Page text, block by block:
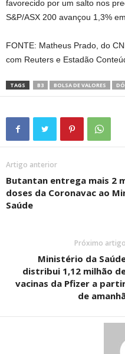
favorecido por um salto nos
S&P/ASX 200 avançou 1,3%
FONTE: Matheus Prado, do
com Reuters e Estadão
TAGS B3 BOLSA DE VALORES
Artigo anterior
Butantan entrega mais 2
doses da Coronavac ao
Saúde
Próximo artigo
Ministério da
distribui 1,12 milhão
vacinas da Pfizer a
de